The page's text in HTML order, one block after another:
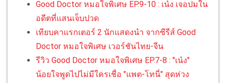
Good Doctor หมอใจพิเศษ EP.9-10 : เน๋ง เจอปมใน
อดีตที่แสนเจ็บปวด
เทียบคาแรกเตอร์ 2 นักแสดงนำ จากซีรีส์ Good
Doctor หมอใจพิเศษ เวอร์ชันไทย-จีน
รีวิว Good Doctor หมอใจพิเศษ EP.7-8 : "เน๋ง"
น้อยใจพูดไปไม่มีใครเชื่อ "แพต-โทนี่" สุดห่วง